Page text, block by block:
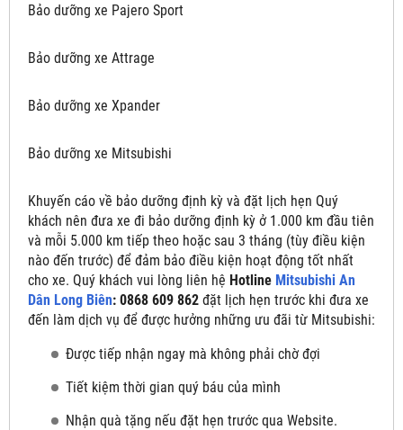
Bảo dưỡng xe Pajero Sport
Bảo dưỡng xe Attrage
Bảo dưỡng xe Xpander
Bảo dưỡng xe Mitsubishi
Khuyến cáo về bảo dưỡng định kỳ và đặt lịch hẹn Quý
khách nên đưa xe đi bảo dưỡng định kỳ ở 1.000 km đầu tiên
và mỗi 5.000 km tiếp theo hoặc sau 3 tháng (tùy điều kiện
nào đến trước) để đảm bảo điều kiện hoạt động tốt nhất
cho xe. Quý khách vui lòng liên hệ Hotline Mitsubishi An
Dân Long Biên: 0868 609 862 đặt lịch hẹn trước khi đưa xe
đến làm dịch vụ để được hưởng những ưu đãi từ Mitsubishi:
Được tiếp nhận ngay mà không phải chờ đợi
Tiết kiệm thời gian quý báu của mình
Nhận quà tặng nếu đặt hẹn trước qua Website.